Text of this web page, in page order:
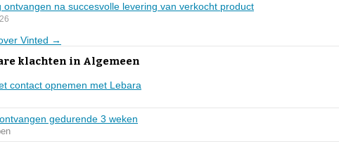
ontvangen na succesvolle levering van verkocht product
Vinted →
klachten in Algemeen
contact opnemen met Lebara
gedurende 3 weken